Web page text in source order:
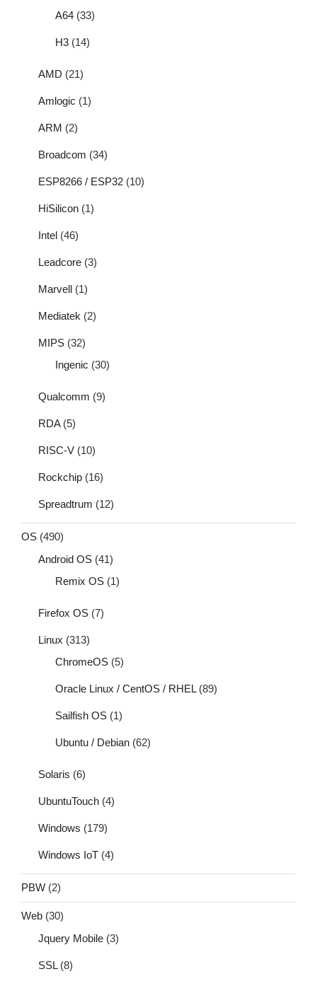
A64 (33)
H3 (14)
AMD (21)
Amlogic (1)
ARM (2)
Broadcom (34)
ESP8266 / ESP32 (10)
HiSilicon (1)
Intel (46)
Leadcore (3)
Marvell (1)
Mediatek (2)
MIPS (32)
Ingenic (30)
Qualcomm (9)
RDA(5)
RISC-V (10)
Rockchip (16)
Spreadtrum (12)
OS (490)
Android OS (41)
Remix OS (1)
Firefox OS (7)
Linux (313)
ChromeOS (5)
Oracle Linux / CentOS / RHEL(89)
Sailfish OS (1)
Ubuntu / Debian (62)
Solaris (6)
UbuntuTouch (4)
Windows (179)
Windows IoT (4)
PBW (2)
Web (30)
Jquery Mobile (3)
SSL(8)